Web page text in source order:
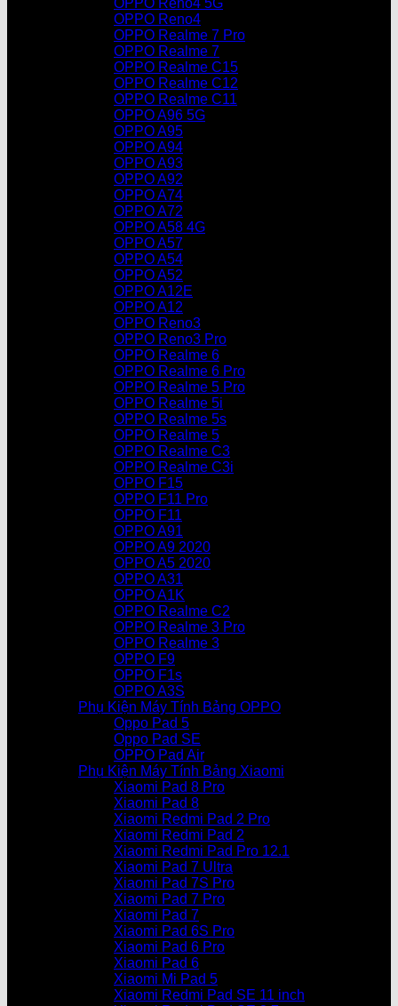
OPPO Reno4 5G
OPPO Reno4
OPPO Realme 7 Pro
OPPO Realme 7
OPPO Realme C15
OPPO Realme C12
OPPO Realme C11
OPPO A96 5G
OPPO A95
OPPO A94
OPPO A93
OPPO A92
OPPO A74
OPPO A72
OPPO A58 4G
OPPO A57
OPPO A54
OPPO A52
OPPO A12E
OPPO A12
OPPO Reno3
OPPO Reno3 Pro
OPPO Realme 6
OPPO Realme 6 Pro
OPPO Realme 5 Pro
OPPO Realme 5i
OPPO Realme 5s
OPPO Realme 5
OPPO Realme C3
OPPO Realme C3i
OPPO F15
OPPO F11 Pro
OPPO F11
OPPO A91
OPPO A9 2020
OPPO A5 2020
OPPO A31
OPPO A1K
OPPO Realme C2
OPPO Realme 3 Pro
OPPO Realme 3
OPPO F9
OPPO F1s
OPPO A3S
Phụ Kiện Máy Tính Bảng OPPO
Oppo Pad 5
Oppo Pad SE
OPPO Pad Air
Phụ Kiện Máy Tính Bảng Xiaomi
Xiaomi Pad 8 Pro
Xiaomi Pad 8
Xiaomi Redmi Pad 2 Pro
Xiaomi Redmi Pad 2
Xiaomi Redmi Pad Pro 12.1
Xiaomi Pad 7 Ultra
Xiaomi Pad 7S Pro
Xiaomi Pad 7 Pro
Xiaomi Pad 7
Xiaomi Pad 6S Pro
Xiaomi Pad 6 Pro
Xiaomi Pad 6
Xiaomi Mi Pad 5
Xiaomi Redmi Pad SE 11 inch